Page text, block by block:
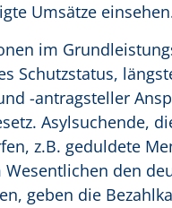
Umsätze
im
Schutzstatus,
-antragsteller
Asylsuchende,
z.B. geduldete
den
geben die